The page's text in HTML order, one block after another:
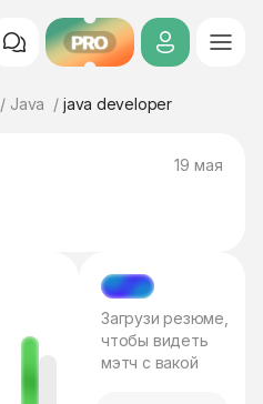
PRO
Java java developer
19 мая
МЭТЧ
Загрузи резюме,
чтобы видеть
мэтч с вакой